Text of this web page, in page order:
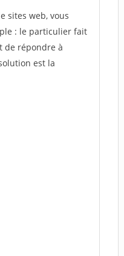
sites web, vous
: le particulier fait
de répondre à
est la